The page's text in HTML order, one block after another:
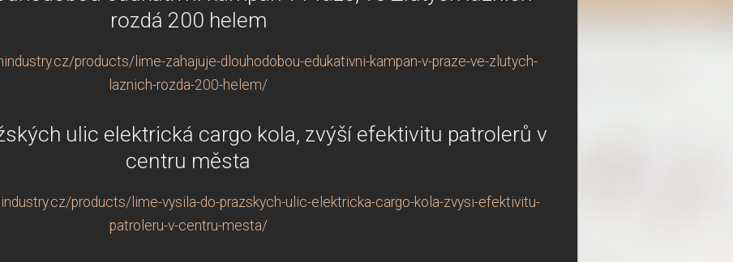
rozdá 200 helem
products/lime-zahajuje-dlouhodobou-edukativni-kampan-v-praze-ve-zlutych-
laznich-rozda-200-helem/
ulic elektrická cargo kola, zvýší efektivitu patrolerů v
centru města
products/lime-vysila-do-prazskych-ulic-elektricka-cargo-kola-zvysi-efektivitu-
patroleru-v-centru-mesta/